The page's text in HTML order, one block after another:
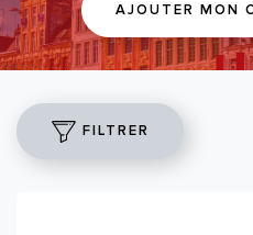
AJOUTER MON
FILTRER